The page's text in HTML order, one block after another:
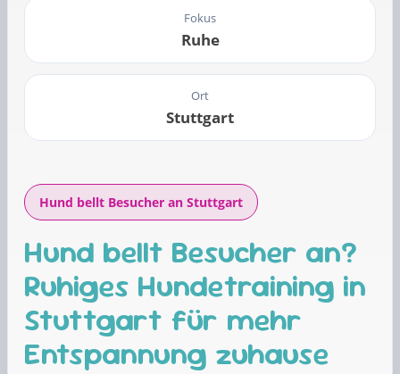
Fokus
Ruhe
Ort
Stuttgart
Hund bellt Besucher an Stuttgart
Hund bellt Besucher an?
Ruhiges Hundetraining in
Stuttgart für mehr
Entspannung zuhause